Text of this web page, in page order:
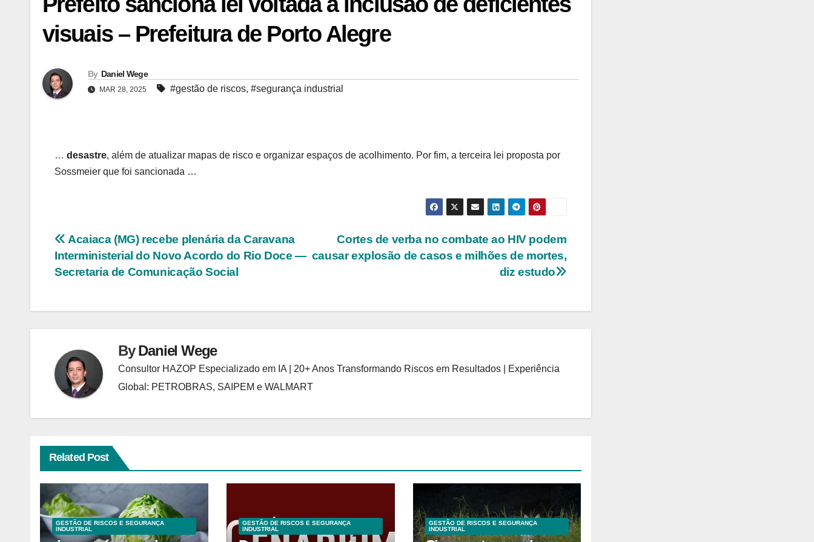
visuais – Prefeitura de Porto Alegre
By Daniel Wege
MAR 28, 2025 #gestão de riscos, #segurança industrial
… desastre, além de atualizar mapas de risco e organizar espaços de acolhimento. Por fim, a terceira lei proposta por
Sossmeier que foi sancionada …
Navegação
de
Cortes de verba no combate ao HIV podem
causar explosão de casos e milhões de mortes,
diz estudo
Acaiaca (MG) recebe plenária da Caravana
Interministerial do Novo Acordo do Rio Doce —
Secretaria de Comunicação Social
ByDaniel Wege
Consultor HAZOP Especializado em IA | 20+ Anos Transformando Riscos em Resultados | Experiência
Global: PETROBRAS, SAIPEM e WALMART
Related Post
GESTÃO DE RISCOS E SEGURANÇA
INDUSTRIAL
GESTÃO DE RISCOS E SEGURANÇA
INDUSTRIAL
GESTÃO DE RISCOS E SEGURANÇA
INDUSTRIAL